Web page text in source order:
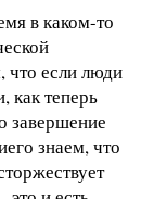
в каком-то
что если люди
как теперь
завершение
знаем, что